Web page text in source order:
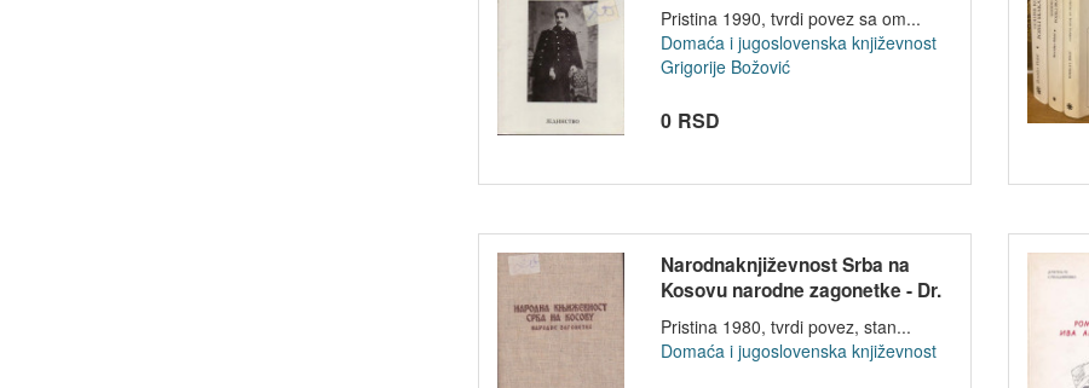
Pristina 1990, tvrdi povez sa om...
Domaća i jugoslovenska književnost
Grigorije Božović
0 RSD
Narodnaknjiževnost Srba na
Kosovu narodne zagonetke - Dr.
Vl...
Pristina 1980, tvrdi povez, stan...
Domaća i jugoslovenska književnost